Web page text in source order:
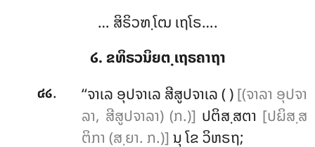
… ສິຣິວຑ຺ໂຒ ເຖໂຣ….
໒. ຂທິຣວນິຍຕ຺ເຖຣຄາຖາ
໔໒. ‘‘ຈາເລ ອຸປຈາເລ ສີສູປຈາເລ ( )[(ຈາລາ ອຸປຈາ
ລາ, ສີສູປຈາລາ) (ກ.)] ປຕິສ຺ສຕາ [ປຏິສ຺ສ
ຕິກາ (ສ຺ຍາ. ກ.)]ນຸ ໂຂ ວິຫຣຖ;